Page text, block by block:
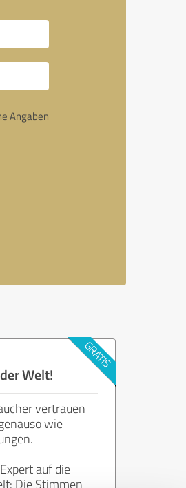
Angaben
Welt!
vertrauen
wie
auf die
Die Stimmen